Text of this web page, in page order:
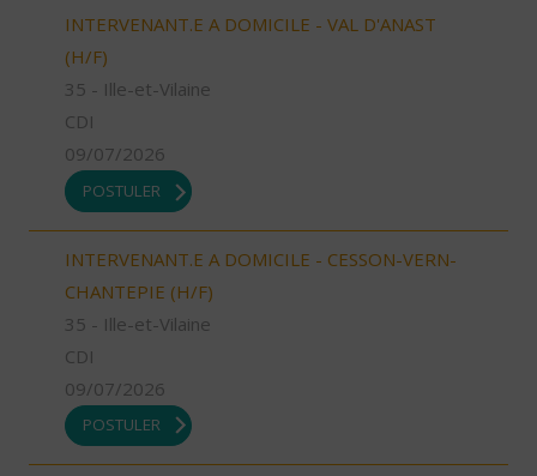
INTERVENANT.E A DOMICILE - VAL D'ANAST
(H/F)
35 - Ille-et-Vilaine
CDI
09/07/2026
POSTULER
INTERVENANT.E A DOMICILE - CESSON-VERN-
CHANTEPIE (H/F)
35 - Ille-et-Vilaine
CDI
09/07/2026
POSTULER